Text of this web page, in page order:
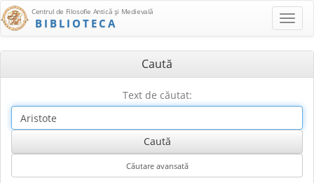
Centrul de Filosofie Antică şi Medievală
BIBLIOTECA
Caută
Text de căutat: